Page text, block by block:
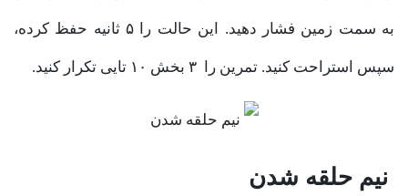
به سمت زمین فشار دهید. این حالت را ۵ ثانیه حفظ کرده،
سپس استراحت کنید. تمرین را ۳ بخش ۱۰ تایی تکرار کنید.
نیم حلقه شدن